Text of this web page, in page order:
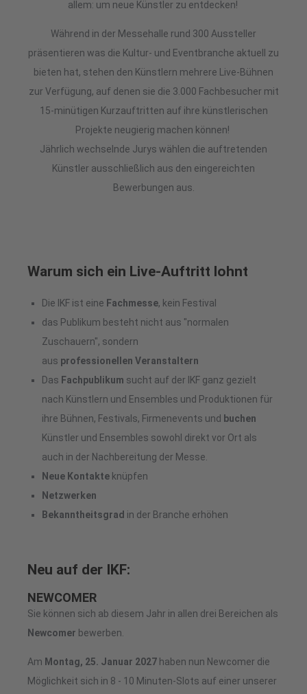
allem: um neue Künstler zu entdecken!
Während in der Messehalle rund 300 Aussteller
präsentieren was die Kultur- und Eventbranche aktuell zu
bieten hat, stehen den Künstlern mehrere Live-Bühnen
zur Verfügung, auf denen sie die 3.000 Fachbesucher mit
15-minütigen Kurzauftritten auf ihre künstlerischen
Projekte neugierig machen können!
Jährlich wechselnde Jurys wählen die auftretenden
Künstler ausschließlich aus den eingereichten
Bewerbungen aus.
Warum sich ein Live-Auftritt lohnt
Die IKF ist eine Fachmesse, kein Festival
das Publikum besteht nicht aus "normalen
Zuschauern", sondern
aus professionellen Veranstaltern
Das Fachpublikum sucht auf der IKF ganz gezielt
nach Künstlern und Ensembles und Produktionen für
ihre Bühnen, Festivals, Firmenevents und buchen
Künstler und Ensembles sowohl direkt vor Ort als
auch in der Nachbereitung der Messe.
Neue Kontakte knüpfen
Netzwerken
Bekanntheitsgrad in der Branche erhöhen
Neu auf der IKF:
NEWCOMER
Sie können sich ab diesem Jahr in allen drei Bereichen als
Newcomer bewerben.
Am Montag, 25. Januar 2027 haben nun Newcomer die
Möglichkeit sich in 8 - 10 Minuten-Slots auf einer unserer